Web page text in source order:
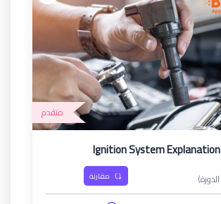
متقدم
Ignition System Explanation
مقارنة